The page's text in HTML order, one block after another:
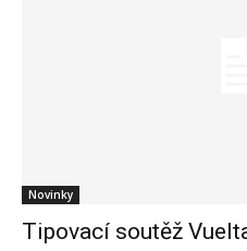
Novinky
Tipovací soutěž